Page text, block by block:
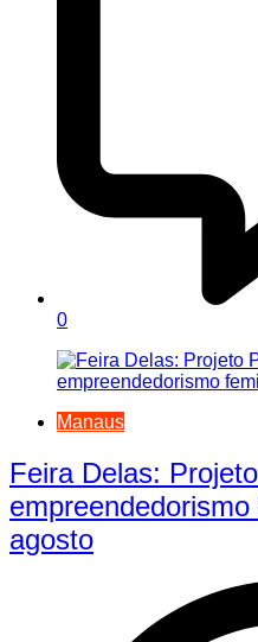
0
Manaus
Feira Delas:
agosto